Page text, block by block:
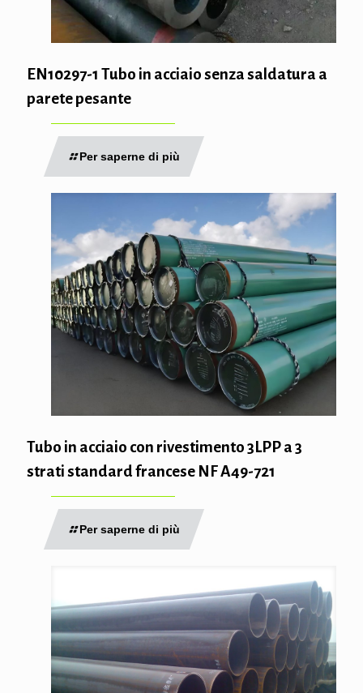
EN10297-1 Tubo in acciaio senza saldatura a
parete pesante
Per saperne di più
Tubo in acciaio con rivestimento 3LPP a 3
strati standard francese NF A49-721
Per saperne di più